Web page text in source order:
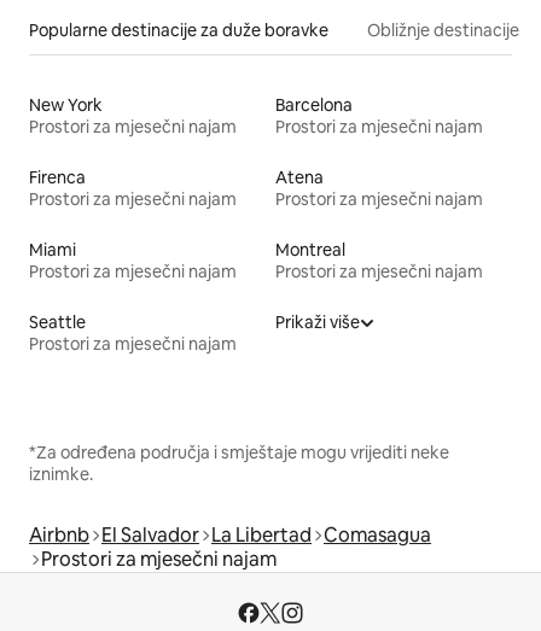
Popularne destinacije za duže boravke Obližnje destinacije
New York
Prostori za mjesečni najam
Barcelona
Prostori za mjesečni najam
Firenca
Prostori za mjesečni najam
Atena
Prostori za mjesečni najam
Miami
Prostori za mjesečni najam
Montreal
Prostori za mjesečni najam
Seattle
Prostori za mjesečni najam
Prikaži više
*Za određena područja i smještaje mogu vrijediti neke
iznimke.
Airbnb El Salvador La Libertad Comasagua
Prostori za mjesečni najam